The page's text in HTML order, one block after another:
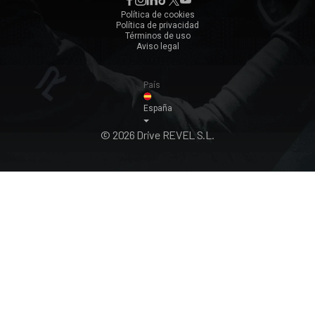
Política de cookies
Política de privacidad
Términos de uso
Aviso legal
País
España
© 2026 Drive REVEL S.L.